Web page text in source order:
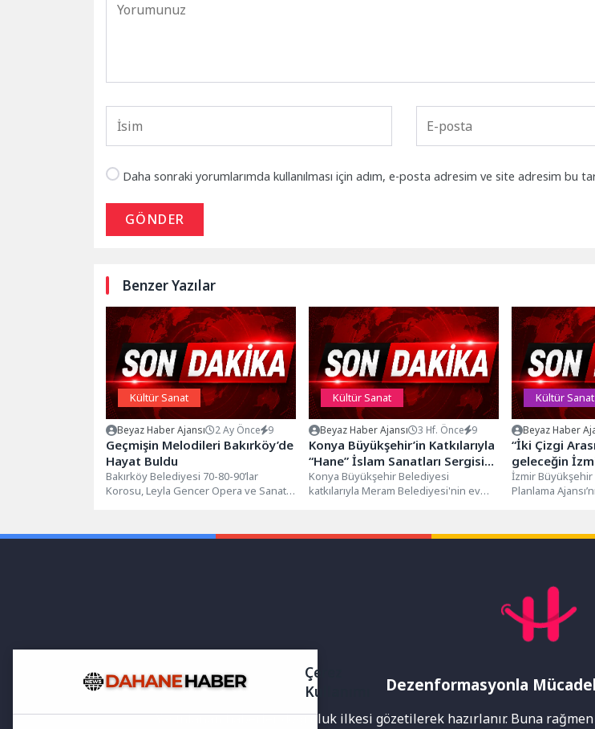
Daha sonraki yorumlarımda kullanılması için adım, e-posta adresim ve site adresim bu
GÖNDER
Benzer Yazılar
Kültür Sanat
Beyaz Haber Ajansı 2 Ay Önce 9
Geçmişin Melodileri Bakırköy’de
Hayat Buldu
Bakırköy Belediyesi 70-80-90’lar
Korosu, Leyla Gencer Opera ve Sanat
Kültür Sanat
Beyaz Haber Ajansı 3 Hf. Önce 9
Konya Büyükşehir’in Katkılarıyla
“Hane” İslam Sanatları Sergisi
Tantavi Kültür Sanat
Merkezi’nde Açıldı
Konya Büyükşehir Belediyesi
katkılarıyla Meram Belediyesi'nin ev
Kültür Sanat
Beyaz Haber
“İki Çizgi
geleceğin
İzmir
Planlama
Dezenformasyonla
Yayınlanan haberler doğruluk ilkesi gözetilerek hazırlanır. Buna
Çerez
Kullanımı